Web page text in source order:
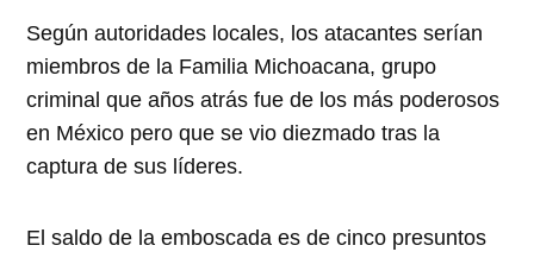
Según autoridades locales, los atacantes serían
miembros de la Familia Michoacana, grupo
criminal que años atrás fue de los más poderosos
en México pero que se vio diezmado tras la
captura de sus líderes.
El saldo de la emboscada es de cinco presuntos